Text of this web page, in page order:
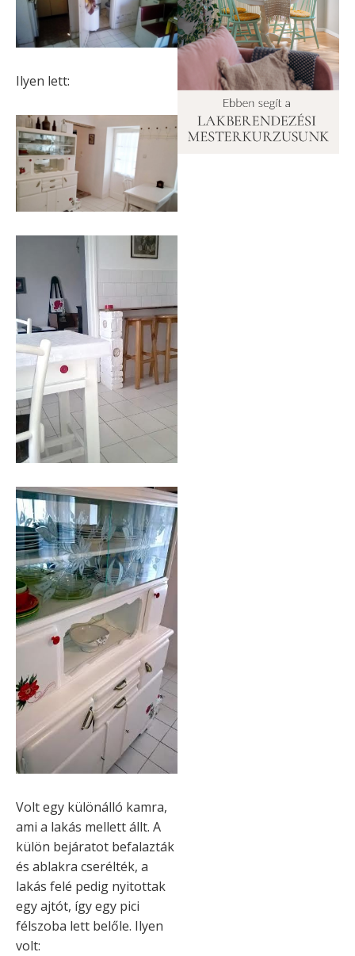
Ilyen lett:
Volt egy különálló kamra,
ami a lakás mellett állt. A
külön bejáratot befalazták
és ablakra cserélték, a
lakás felé pedig nyitottak
egy ajtót, így egy pici
félszoba lett belőle. Ilyen
volt: